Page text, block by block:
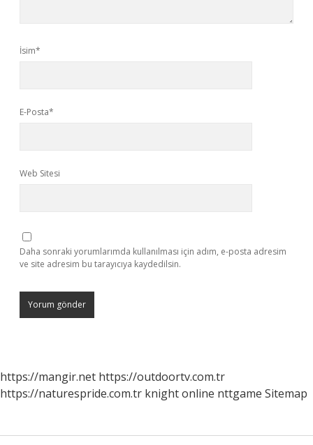
İsim*
E-Posta*
Web Sitesi
Daha sonraki yorumlarımda kullanılması için adım, e-posta adresim
ve site adresim bu tarayıcıya kaydedilsin.
https://mangir.net https://outdoortv.com.tr
https://naturespride.com.tr knight online nttgame Sitemap